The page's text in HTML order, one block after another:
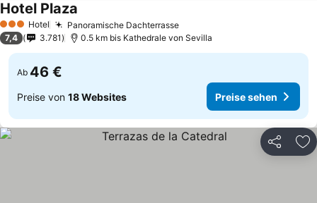
3 SterneHotel Panoramische Dachterrasse
Hotel Plaza
7,4 3.781 0.5 km bis Kathedrale von Sevilla
Ab 46 €
Preise von 18 Websites Preise sehen
Teilen